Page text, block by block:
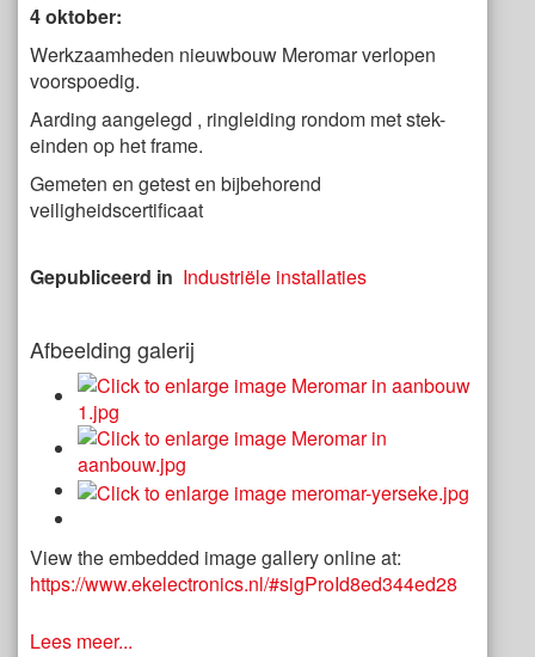
4 oktober:
Werkzaamheden nieuwbouw Meromar verlopen
voorspoedig.
Aarding aangelegd , ringleiding rondom met stek-
einden op het frame.
Gemeten en getest en bijbehorend
veiligheidscertificaat
Gepubliceerd in Industriële installaties
Afbeelding galerij
View the embedded image gallery online at:
https://www.ekelectronics.nl/#sigProId8ed344ed28
Lees meer...